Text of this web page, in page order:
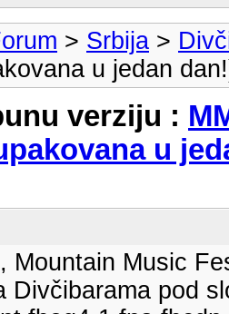
> Srbija >
u jedan
verziju :
u
Mountain Music
Divčibarama pod